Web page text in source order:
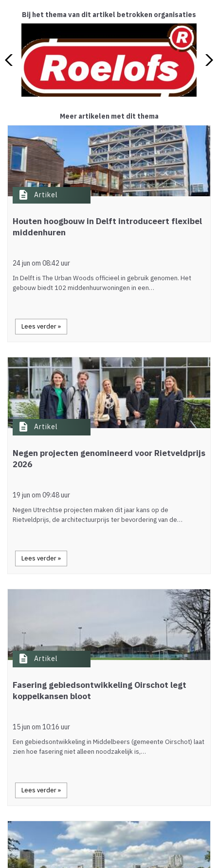
Bij het thema van dit artikel betrokken organisaties
Meer artikelen met dit thema
description Artikel
Houten hoogbouw in Delft introduceert flexibel
middenhuren
24 jun om 08:42 uur
In Delft is The Urban Woods officieel in gebruik genomen. Het
gebouw biedt 102 middenhuurwoningen in een…
Lees verder »
description Artikel
Negen projecten genomineerd voor Rietveldprijs
2026
19 jun om 09:48 uur
Negen Utrechtse projecten maken dit jaar kans op de
Rietveldprijs, de architectuurprijs ter bevordering van de…
Lees verder »
description Artikel
Fasering gebiedsontwikkeling Oirschot legt
koppelkansen bloot
15 jun om 10:16 uur
Een gebiedsontwikkeling in Middelbeers (gemeente Oirschot) laat
zien hoe fasering niet alleen noodzakelijk is,…
Lees verder »